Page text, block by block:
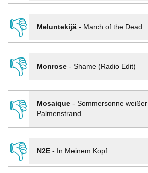
👎
Meluntekijä- March of the Dead
👎
Monrose- Shame (Radio Edit)
👎
Mosaique- Sommersonne weißer
Palmenstrand
👎
N2E- In Meinem Kopf